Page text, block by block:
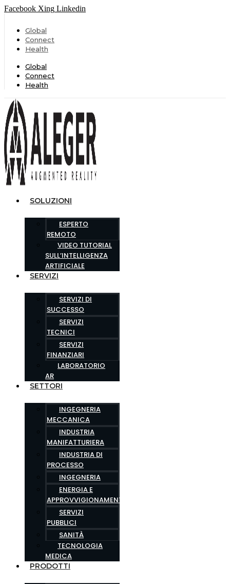
Facebook Xing Linkedin
Global
Connect
Health
Global
Connect
Health
SOLUZIONI
ESPERTO
REMOTO
VIDEO TUTORIAL
SULL’INTELLIGENZA
ARTIFICIALE
SERVIZI
SERVIZI DI
SUCCESSO
SERVIZI
TECNICI
SERVIZI
FINANZIARI
LABORATORIO
AR
SETTORI
INGEGNERIA
MECCANICA
INDUSTRIA
MANIFATTURIERA
INDUSTRIA DI
PROCESSO
INGEGNERIA
ENERGIA E
APPROVVIGIONAMENTO
SERVIZI
PUBBLICI
SANITÀ
TECNOLOGIA
MEDICA
PRODOTTI